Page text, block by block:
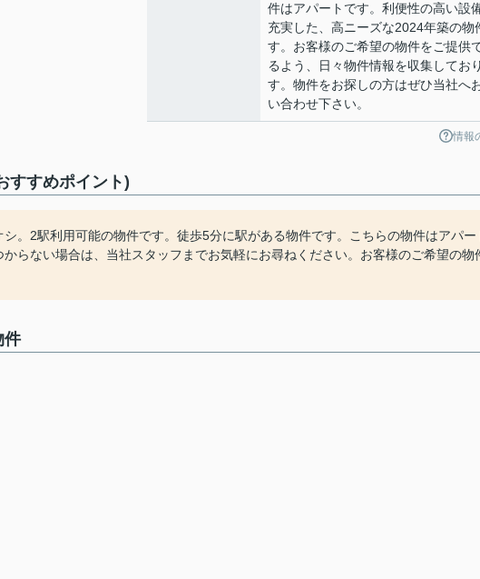
件はアパートです。利便性の高い設
充実した、高ニーズな2024年築の物
す。お客様のご希望の物件をご提供
るよう、日々物件情報を収集してお
す。物件をお探しの方はぜひ当社へ
い合わせ下さい。
情報
すすめポイント)
シ。2駅利用可能の物件です。徒歩5分に駅がある物件です。こちらの物件はアパー
らない場合は、当社スタッフまでお気軽にお尋ねください。お客様のご希望の物
件